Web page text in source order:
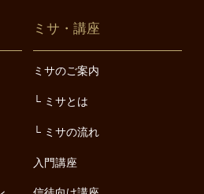
ミサ・講座
ミサのご案内
ミサとは
ミサの流れ
入門講座